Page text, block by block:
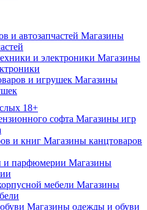
Магазины
Магазины
Магазины
18+
Магазины игр
Магазины канцтоваров
Магазины
Магазины
Магазины одежды и обуви